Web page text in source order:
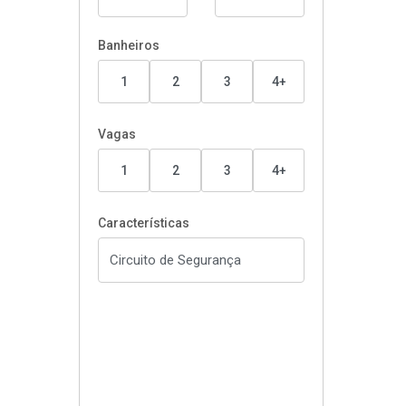
Banheiros
1 2 3 4+
Vagas
1 2 3 4+
Características